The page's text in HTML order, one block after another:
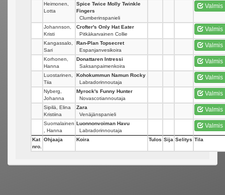
Heimonen,
Lotta
Spice Twice Molly Twinkle
Fingers
Clumberinspanieli
Valmis
Johannson,
Kristi
Crofter's Only Hat Eater
Pitkäkarvainen Collie
Valmis
Kangassalo,
Sari
Ran-Plan Topsecret
Espanjanvesikoira
Valmis
Korhonen,
Hanna
Donattaren Intressi
Saksanpaimenkoira
Valmis
Luostarinen,
Tiia
Kohokummun Namun Rocky
Labradorinnoutaja
Valmis
Nyberg,
Johanna
Myrock's Funny Hunter
Novascotiannoutaja
Valmis
Sipilä, Elina
Kristiina
Zara
Venäjänspanieli
Valmis
Suomalainen
, Hanna
Luonnonvoiman Havu
Labradorinnoutaja
Valmis
Kat
nro.
Ohjaaja Koira Tulos Sija Selitys Tila